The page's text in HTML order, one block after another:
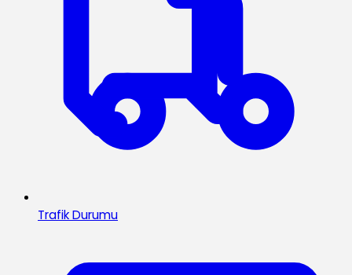
Trafik Durumu